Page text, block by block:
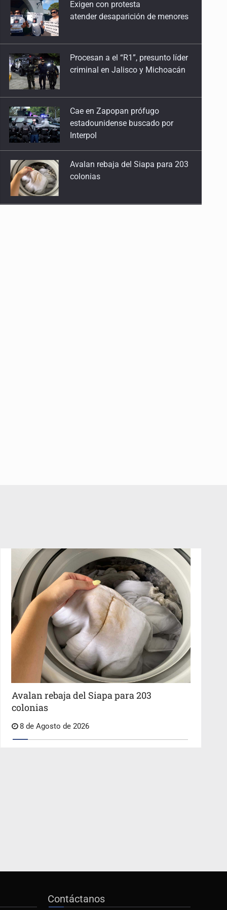
28 de Julio de 2026
Quinto Patio
27 de Julio de 2026
Quinto Patio
Quinto Patio
24 de Julio de 2026
Quinto Patio
23 de Julio de 2026
Procesan a el “R1”, presunto líder
criminal en Jalisco y Michoacán
Cae en Zapopan prófugo
estadounidense buscado por
Avalan rebaja del Siapa para 203
colonias
Realizan primera boda
de personas sordas en Zapopan
Avalan rebaja del Siapa para 203
colonias
8 de Agosto de 2026
Contáctanos